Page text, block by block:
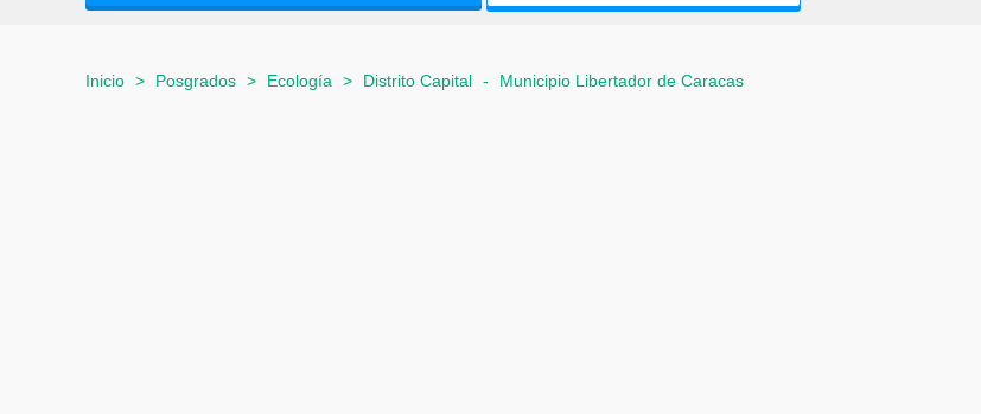
Inicio > Posgrados > Ecología > Distrito Capital - Municipio Libertador de Caracas